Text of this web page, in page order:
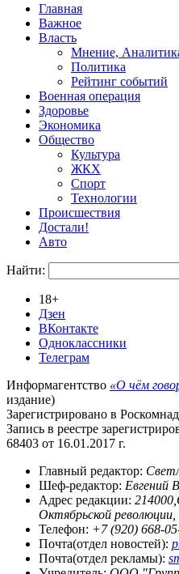
Главная
Важное
Власть
Мнение,
Политика
Рейтинг событий
Военная операция
Здоровье
Экономика
Общество
Культура
ЖКХ
Спорт
Технологии
Происшествия
Достали!
Авто
Найти:
18+
Дзен
ВКонтакте
Одноклассники
Телеграм
Информагентство «О чём
издание)
Зарегистрировано в
Запись в реестре
68403 от 16.01.2017 г.
Главный редактор:
Шеф-редактор: Евгений
Адрес редакции:
Октябрьской революции,
Телефон: +7 (920) 668-
Почта(отдел новостей):
Почта(отдел рекламы):